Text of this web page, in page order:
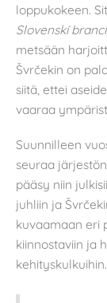
loppukokeen.
Slovenskí branci
metsään
Švrčekin on
siitä, ettei
vaaraa
Suunnilleen
seuraa
pääsy niin
juhliin ja
kuvaamaan eri
kiinnostaviin ja
kehityskulkuihin.